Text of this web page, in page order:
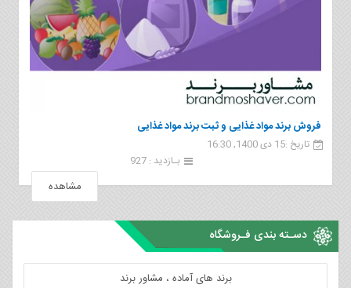
فروش برند مواد غذایی و ثبت برند مواد غذایی
تاریخ :15 دی 1400, 16:30
بـازدید : 927
مشاهده
دسـته بندی فـروشگاه
برند های آماده ، مشاور برند